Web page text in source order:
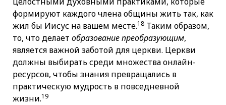
формируют каждого члена общины жить так, как
жил бы Иисус на вашем месте.18 Таким образом,
то, что делает образование преобразующим,
является важной заботой для церкви. Церкви
должны выбирать среди множества онлайн-
ресурсов, чтобы знания превращались в
практическую мудрость в повседневной
жизни.19